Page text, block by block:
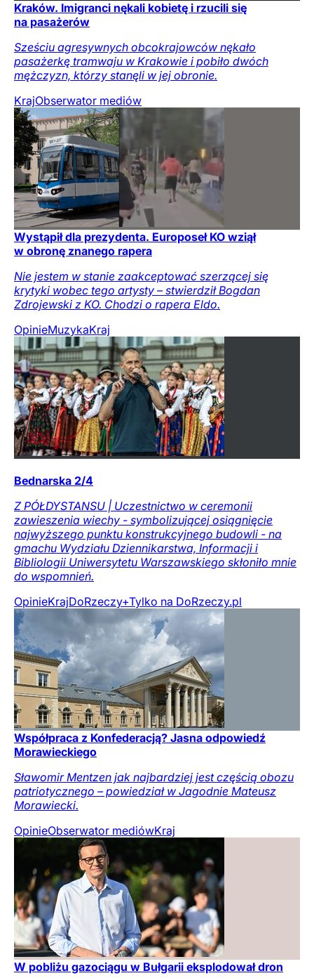
Kraków. Imigranci nękali kobietę i rzucili się
na pasażerów
Sześciu agresywnych obcokrajowców nękało
pasażerkę tramwaju w Krakowie i pobiło dwóch
mężczyzn, którzy stanęli w jej obronie.
KrajObserwator mediów
Wystąpił dla prezydenta. Europoseł KO wziął
w obronę znanego rapera
Nie jestem w stanie zaakceptować szerzącej się
krytyki wobec tego artysty – stwierdził Bogdan
Zdrojewski z KO. Chodzi o rapera Eldo.
OpinieMuzykaKraj
Bednarska 2/4
Z PÓŁDYSTANSU | Uczestnictwo w ceremonii
zawieszenia wiechy - symbolizującej osiągnięcie
najwyższego punktu konstrukcyjnego budowli - na
gmachu Wydziału Dziennikarstwa, Informacji i
Bibliologii Uniwersytetu Warszawskiego skłoniło mnie
do wspomnień.
OpinieKrajDoRzeczy+Tylko na DoRzeczy.pl
Współpraca z Konfederacją? Jasna odpowiedź
Morawieckiego
Sławomir Mentzen jak najbardziej jest częścią obozu
patriotycznego – powiedział w Jagodnie Mateusz
Morawiecki.
OpinieObserwator mediówKraj
W pobliżu gazociągu w Bułgarii eksplodował dron